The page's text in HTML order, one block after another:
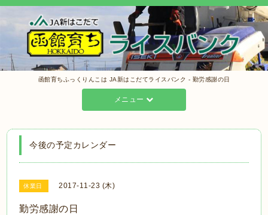
函館育ちふっくりんこは JA新はこだてライスバンク - 勤労感謝の日
メニュー
今後の予定カレンダー
休業日 2017-11-23 (木)
勤労感謝の日